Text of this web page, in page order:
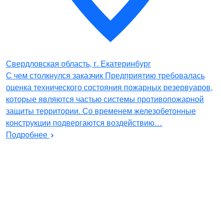
Свердловская область, г. Екатеринбург
С чем столкнулся заказчик Предприятию требовалась
оценка технического состояния пожарных резервуаров,
которые являются частью системы противопожарной
защиты территории. Со временем железобетонные
конструкции подвергаются воздействию…
Подробнее